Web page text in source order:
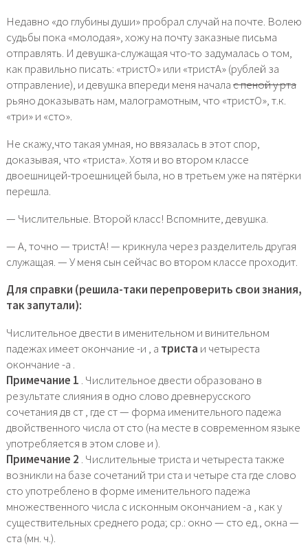
Недавно «до глубины души» пробрал случай на почте. Волею
судьбы пока «молодая», хожу на почту заказные письма
отправлять. И девушка-служащая что-то задумалась о том,
как правильно писать: «тристО» или «тристА» (рублей за
отправление), и девушка впереди меня началас пеной у рта
рьяно доказывать нам, малограмотным, что «тристО», т.к.
«три» и «сто».
Не скажу,что такая умная, но ввязалась в этот спор,
доказывая, что «триста». Хотя и во втором классе
двоешницей-троешницей была, но в третьем уже на пятёрки
перешла.
— Числительные. Второй класс! Вспомните, девушка.
— А, точно — тристА! — крикнула через разделитель другая
служащая. — У меня сын сейчас во втором классе проходит.
Для справки (решила-таки перепроверить свои знания,
так запутали):
Числительное двести в именительном и винительном
падежах имеет окончание -и , а триста и четыреста
окончание -а .
Примечание 1 . Числительное двести образовано в
результате слияния в одно слово древнерусского
сочетания дв ст , где ст — форма именительного падежа
двойственного числа от сто (на месте в современном языке
употребляется в этом слове и ).
Примечание 2 . Числительные триста и четыреста также
возникли на базе сочетаний три ста и четыре ста где слово
сто употреблено в форме именительного падежа
множественного числа с исконным окончанием -а , как у
существительных среднего рода; ср.: окно — сто ед., окна —
ста (мн. ч.).